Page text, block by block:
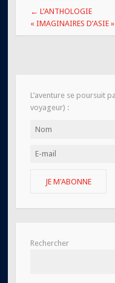
Navigation
des
← L’ANTHOLOGIE
« IMAGINAIRES D’ASIE »
L’aventure se poursuit
voyageur) :
JE M'ABONNE
Rechercher